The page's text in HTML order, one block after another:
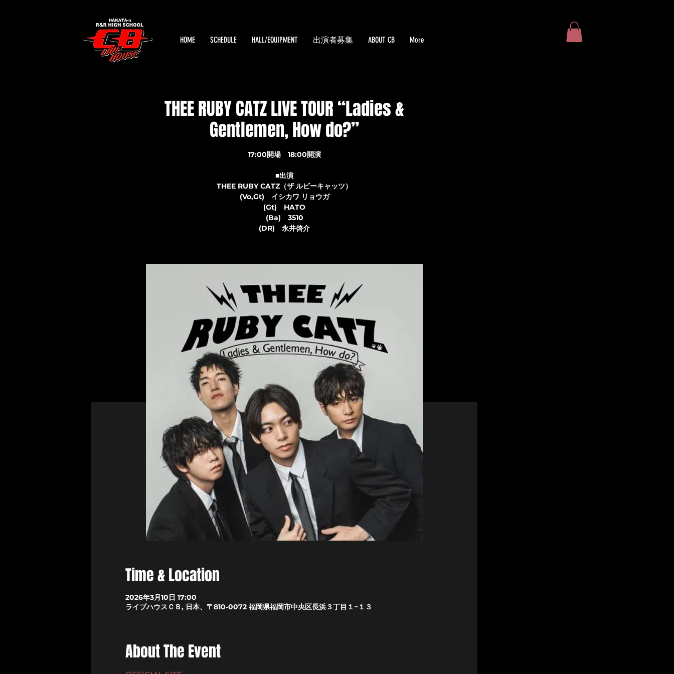
HOME SCHEDULE HALL/EQUIPMENT 出演者募集 ABOUT CB More
THEE RUBY CATZ LIVE TOUR “Ladies &
Gentlemen, How do?”
17:00開場 18:00開演
■出演
THEE RUBY CATZ（ザ ルビーキャッツ）
(Vo,Gt) イシカワ リョウガ
(Gt) HATO
(Ba) 3510
Time & Location
2026年3月10日 17:00
ライブハウスＣＢ, 日本、〒810-0072 福岡県福岡市中央区長浜３丁目１−１３
About The Event